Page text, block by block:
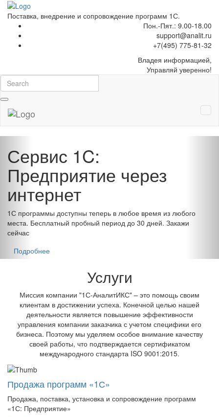
Поставка, внедрение и сопровождение программ 1С.
Пон.-Пят.: 9.00-18.00
support@analit.ru
+7(495) 775-81-32
Владея информацией,
Управляй уверенно!
Сервис 1C:
Предприятие через
интернет
1С программы доступны теперь в любое время из любого
места. Бесплатный пробный период до 30 дней. Закажи
сейчас
Подробнее
Услуги
Миссия компании "1С-АналитИКС" – это помощь своим
клиентам в достижении успеха. Конечной целью нашей
деятельности является повышение эффективности
управления компании заказчика с учетом специфики его
бизнеса. Поэтому мы уделяем особое внимание качеству
своей работы, что подтверждается сертификатом
международного стандарта ISO 9001:2015.
Продажа программ «1С»
Продажа, поставка, установка и сопровождение программ
«1С: Предприятие»